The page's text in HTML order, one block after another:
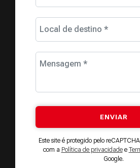
Local de destino *
Mensagem *
Este site é protegido pelo
com a Política de privacidadee
Google.